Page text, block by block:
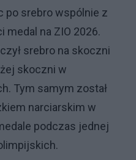
po srebro wspólnie z
medal na ZIO 2026.
srebro na skoczni
skoczni w
Tym samym został
narciarskim w
podczas jednej